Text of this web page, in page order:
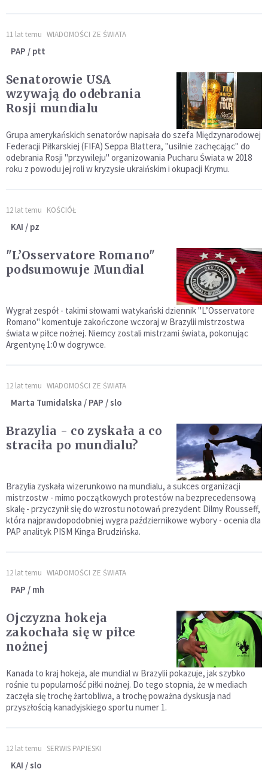
11 lat temu WIADOMOŚCI ZE ŚWIATA
PAP / ptt
Senatorowie USA
wzywają do odebrania
Rosji mundialu
Grupa amerykańskich senatorów napisała do szefa Międzynarodowej
Federacji Piłkarskiej (FIFA) Seppa Blattera, "usilnie zachęcając" do
odebrania Rosji "przywileju" organizowania Pucharu Świata w 2018
roku z powodu jej roli w kryzysie ukraińskim i okupacji Krymu.
12 lat temu KOŚCIÓŁ
KAI / pz
"L’Osservatore Romano"
podsumowuje Mundial
Wygrał zespół - takimi słowami watykański dziennik "L’Osservatore
Romano" komentuje zakończone wczoraj w Brazylii mistrzostwa
świata w piłce nożnej. Niemcy zostali mistrzami świata, pokonując
Argentynę 1:0 w dogrywce.
12 lat temu WIADOMOŚCI ZE ŚWIATA
Marta Tumidalska / PAP / slo
Brazylia - co zyskała a co
straciła po mundialu?
Brazylia zyskała wizerunkowo na mundialu, a sukces organizacji
mistrzostw - mimo początkowych protestów na bezprecedensową
skalę - przyczynił się do wzrostu notowań prezydent Dilmy Rousseff,
która najprawdopodobniej wygra październikowe wybory - ocenia dla
PAP analityk PISM Kinga Brudzińska.
12 lat temu WIADOMOŚCI ZE ŚWIATA
PAP / mh
Ojczyzna hokeja
zakochała się w piłce
nożnej
Kanada to kraj hokeja, ale mundial w Brazylii pokazuje, jak szybko
rośnie tu popularność piłki nożnej. Do tego stopnia, że w mediach
zaczęła się trochę żartobliwa, a trochę poważna dyskusja nad
przyszłością kanadyjskiego sportu numer 1.
12 lat temu SERWIS PAPIESKI
KAI / slo